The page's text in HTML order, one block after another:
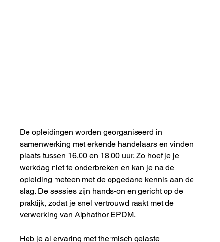
De opleidingen worden georganiseerd in
samenwerking met erkende handelaars en vinden
plaats tussen 16.00 en 18.00 uur. Zo hoef je je
werkdag niet te onderbreken en kan je na de
opleiding meteen met de opgedane kennis aan de
slag. De sessies zijn hands-on en gericht op de
praktijk, zodat je snel vertrouwd raakt met de
verwerking van Alphathor EPDM.
Heb je al ervaring met thermisch gelaste